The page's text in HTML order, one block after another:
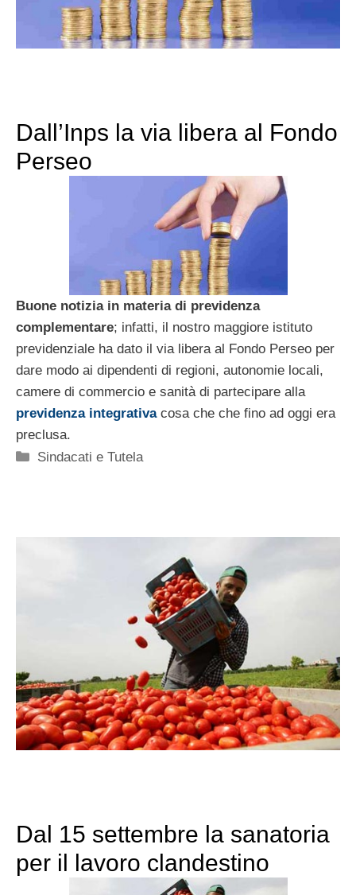
Dall’Inps la via libera al Fondo
Perseo
Buone notizia in materia di previdenza
complementare; infatti, il nostro maggiore istituto
previdenziale ha dato il via libera al Fondo Perseo per
dare modo ai dipendenti di regioni, autonomie locali,
camere di commercio e sanità di partecipare alla
previdenza integrativacosa che che fino ad oggi era
preclusa.
Categorie
Sindacati e Tutela
Dal 15 settembre la sanatoria
per il lavoro clandestino